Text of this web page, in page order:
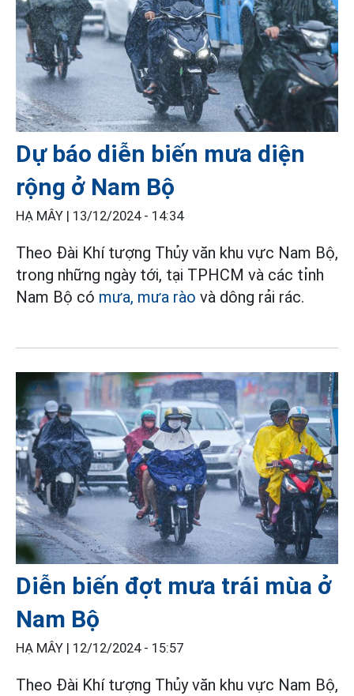
Dự báo diễn biến mưa diện
rộng ở Nam Bộ
HẠ MÂY | 13/12/2024 - 14:34
Theo Đài Khí tượng Thủy văn khu vực Nam Bộ,
trong những ngày tới, tại TPHCM và các tỉnh
Nam Bộ có mưa, mưa rào và dông rải rác.
Diễn biến đợt mưa trái mùa ở
Nam Bộ
HẠ MÂY | 12/12/2024 - 15:57
Theo Đài Khí tượng Thủy văn khu vực Nam Bộ,